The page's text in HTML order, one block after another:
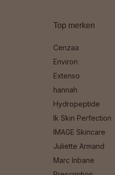
Top merken
Cenzaa
Environ
Extenso
hannah
Hydropeptide
Ik Skin Perfection
IMAGE Skincare
Juliette Armand
Marc Inbane